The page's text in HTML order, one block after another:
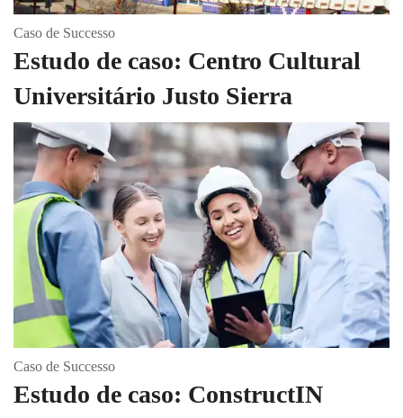
Caso de Successo
Estudo de caso: Centro Cultural
Universitário Justo Sierra
Caso de Successo
Estudo de caso: ConstructIN